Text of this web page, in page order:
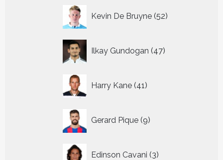
Kevin De Bruyne 52
producten
Ilkay Gundogan 47
producten
Harry Kane 41
producten
Gerard Pique 9
producten
Edinson Cavani 3